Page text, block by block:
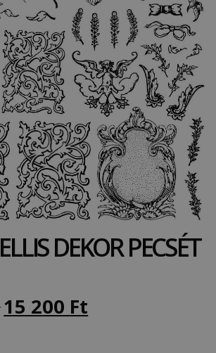
DEKOR PECSÉT
15 200 Ft